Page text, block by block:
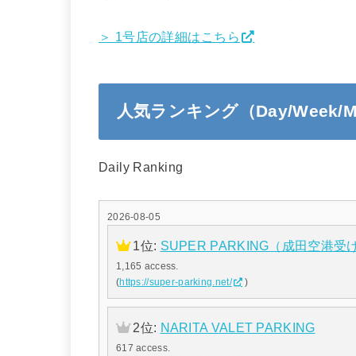
＞ 1号店の詳細はこちら
人気ランキング（Day/Week/
Daily Ranking
2026-08-05
1位: SUPER PARKING（成田空港受
1,165 access.
(https://super-parking.net/ )
2位: NARITA VALET PARKING
617 access.